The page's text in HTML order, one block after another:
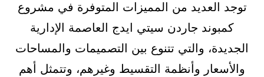
توجد العديد من المميزات المتوفرة في مشروع
كمبوند جاردن سيتي ايدج العاصمة الإدارية
الجديدة، والتي تتنوع بين التصميمات والمساحات
والأسعار وأنظمة التقسيط وغيرهم، وتتمثل أهم